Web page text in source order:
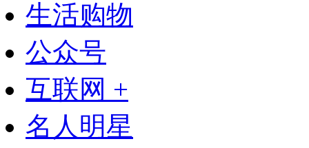
生活购物
公众号
互联网 +
名人明星